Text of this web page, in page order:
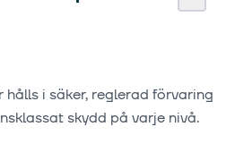
i säker, reglerad förvaring
skydd på varje nivå.